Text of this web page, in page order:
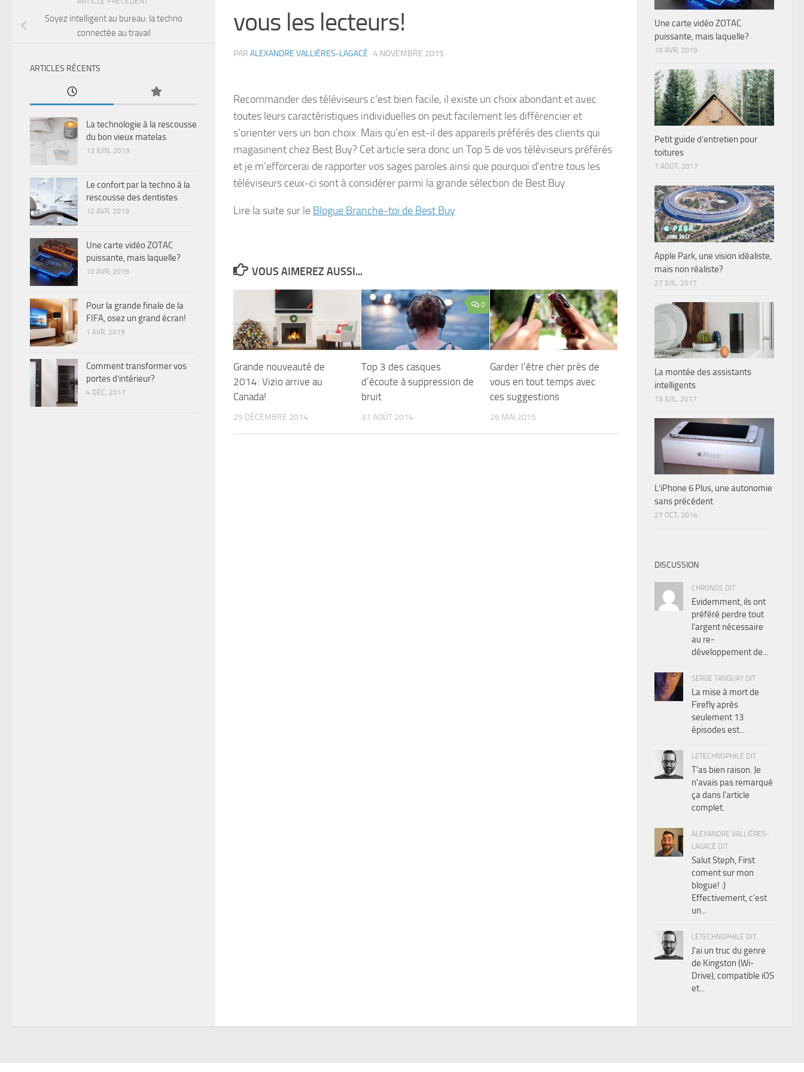
vous les lecteurs!
PAR ALEXANDRE VALLIÈRES-LAGACÉ · 4 NOVEMBRE 2015
Recommander des téléviseurs c’est bien facile, il existe un choix abondant et avec
toutes leurs caractéristiques individuelles on peut facilement les différencier et
s’orienter vers un bon choix. Mais qu’en est-il des appareils préférés des clients qui
magasinent chez Best Buy? Cet article sera donc un Top 5 de vos téléviseurs préférés
et je m’efforcerai de rapporter vos sages paroles ainsi que pourquoi d’entre tous les
téléviseurs ceux-ci sont à considérer parmi la grande sélection de Best Buy.
Lire la suite sur le Blogue Branche-toi de Best Buy
VOUS AIMEREZ AUSSI...
Grande nouveauté de
2014: Vizio arrive au
Canada!
29 DÉCEMBRE 2014
0
Top 3 des casques
d’écoute à suppression de
bruit
31 AOÛT 2014
Garder l’être cher près de
vous en tout temps avec
ces suggestions
26 MAI 2015
Soyez intelligent au bureau: la techno
connectée au travail
ARTICLES RÉCENTS
La technologie à la rescousse
du bon vieux matelas
13 JUIN, 2019
Le confort par la techno à la
rescousse des dentistes
12 AVR, 2019
Une carte vidéo ZOTAC
puissante, mais laquelle?
10 AVR, 2019
Pour la grande finale de la
FIFA, osez un grand écran!
1 AVR, 2019
Comment transformer vos
portes d’intérieur?
4 DÉC, 2017
Une carte vidéo ZOTAC
puissante, mais laquelle?
10 AVR, 2019
Petit guide d’entretien pour
toitures
1 AOÛT, 2017
Apple Park, une vision idéaliste,
mais non réaliste?
27 JUIL, 2017
La montée des assistants
intelligents
13 JUIL, 2017
L’iPhone 6 Plus, une autonomie
sans précédent
27 OCT, 2014
DISCUSSION
CHRONOS DIT
Evidemment, ils ont
préféré perdre tout
l'argent nécessaire
au re-
développement de...
SERGE TANGUAY DIT
La mise à mort de
Firefly après
seulement 13
épisodes est...
LETECHNOPHILE DIT
T'as bien raison. Je
n'avais pas remarqué
ça dans l'article
complet.
ALEXANDRE VALLIÈRES-
LAGACÉ DIT
Salut Steph, First
coment sur mon
blogue! :)
Effectivement, c'est
un...
LETECHNOPHILE DIT
J'ai un truc du genre
de Kingston (Wi-
Drive), compatible iOS
et...